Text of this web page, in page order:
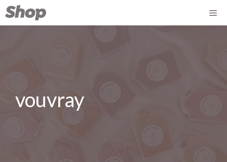
vouvray